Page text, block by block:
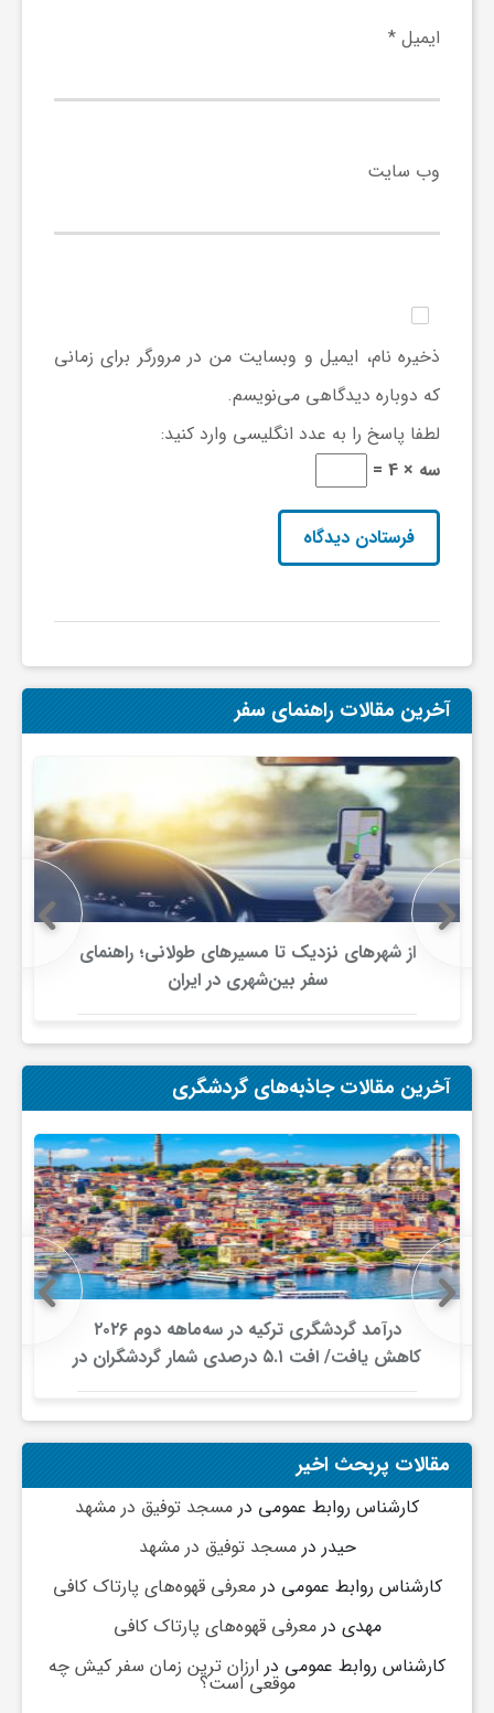
ایمیل *
وب‌ سایت
ذخیره نام، ایمیل و وبسایت من در مرورگر برای زمانی
که دوباره دیدگاهی می‌نویسم.
لطفا پاسخ را به عدد انگلیسی وارد کنید:
سه × 4 =
آخرین مقالات راهنمای سفر
از شهرهای نزدیک تا مسیرهای طولانی؛ راهنمای
سفر بین‌شهری در ایران
آخرین مقالات جاذبه‌های گردشگری
درآمد گردشگری ترکیه در سه‌ماهه دوم ۲۰۲۶
کاهش یافت/ افت ۵.۱ درصدی شمار گردشگران در
برابر افزایش هزینه‌کرد
مقالات پربحث اخیر
کارشناس روابط عمومی در مسجد توفیق در مشهد
حیدر درمسجد توفیق در مشهد
کارشناس روابط عمومی درمعرفی قهوه‌های پارتاک کافی
مهدی درمعرفی قهوه‌های پارتاک کافی
کارشناس روابط عمومی در ارزان ترین زمان سفر کیش چه
موقعی است؟